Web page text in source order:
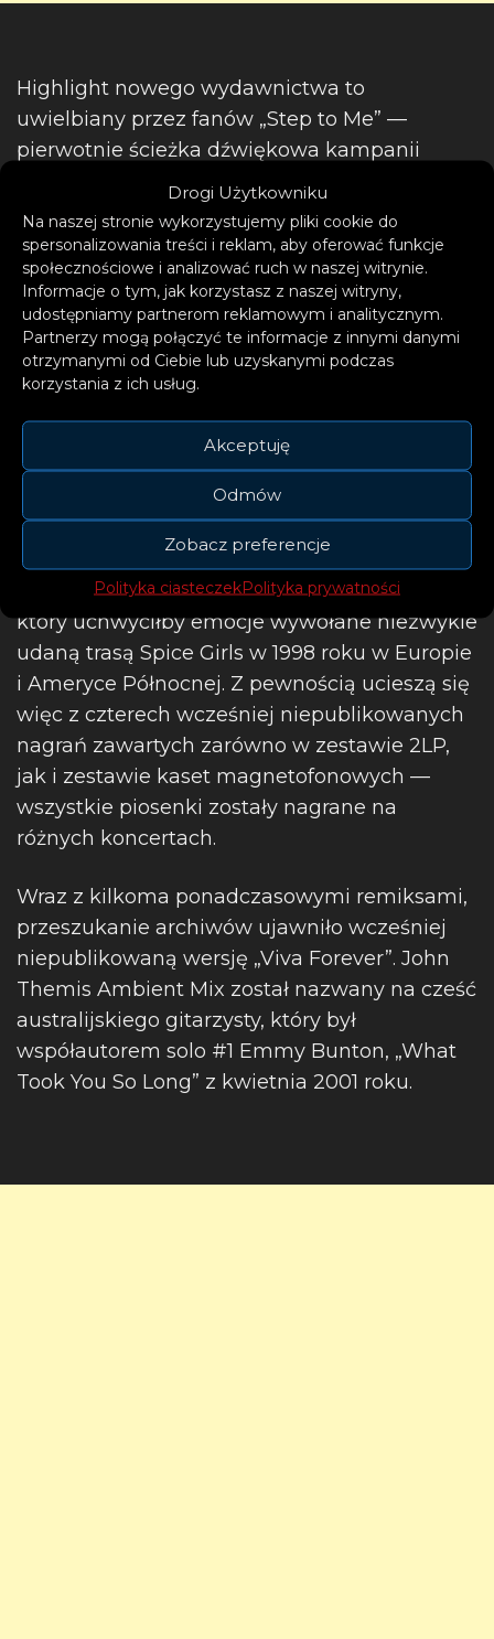
Drogi Użytkowniku
Na naszej stronie wykorzystujemy pliki cookie do
spersonalizowania treści i reklam, aby oferować funkcje
społecznościowe i analizować ruch w naszej witrynie.
Informacje o tym, jak korzystasz z naszej witryny,
udostępniamy partnerom reklamowym i analitycznym.
Partnerzy mogą połączyć te informacje z innymi danymi
otrzymanymi od Ciebie lub uzyskanymi podczas
korzystania z ich usług.
Akceptuję
Odmów
Zobacz preferencje
Polityka ciasteczekPolityka prywatności
Highlight nowego wydawnictwa to
uwielbiany przez fanów „Step to Me” —
pierwotnie ścieżka dźwiękowa kampanii
napojów z 1997 roku, która zachęcała fanów
do zebrania dwudziestu różowych kapsli w
zamian za singiel CD z czterema utworami.
Ponadto cyfrowe i dwupłytowe formaty
„Spiceworld 25” zawierają niespotykane
wcześniej oryginalne nagranie demo.
Fani od dawna domagali się albumu na żywo,
który uchwyciłby emocje wywołane niezwykle
udaną trasą Spice Girls w 1998 roku w Europie
i Ameryce Północnej. Z pewnością ucieszą się
więc z czterech wcześniej niepublikowanych
nagrań zawartych zarówno w zestawie 2LP,
jak i zestawie kaset magnetofonowych —
wszystkie piosenki zostały nagrane na
różnych koncertach.
Wraz z kilkoma ponadczasowymi remiksami,
przeszukanie archiwów ujawniło wcześniej
niepublikowaną wersję „Viva Forever”. John
Themis Ambient Mix został nazwany na cześć
australijskiego gitarzysty, który był
współautorem solo #1 Emmy Bunton, „What
Took You So Long” z kwietnia 2001 roku.